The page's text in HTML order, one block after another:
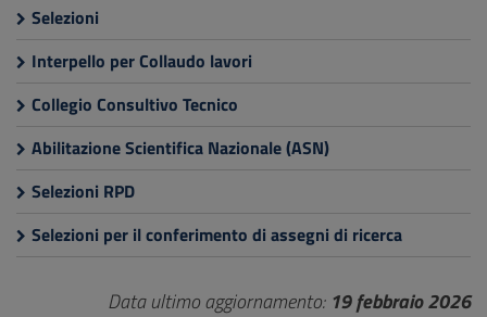
Selezioni
Interpello per Collaudo lavori
Collegio Consultivo Tecnico
Abilitazione Scientifica Nazionale (ASN)
Selezioni RPD
Selezioni per il conferimento di assegni di ricerca
Data ultimo aggiornamento: 19 febbraio 2026